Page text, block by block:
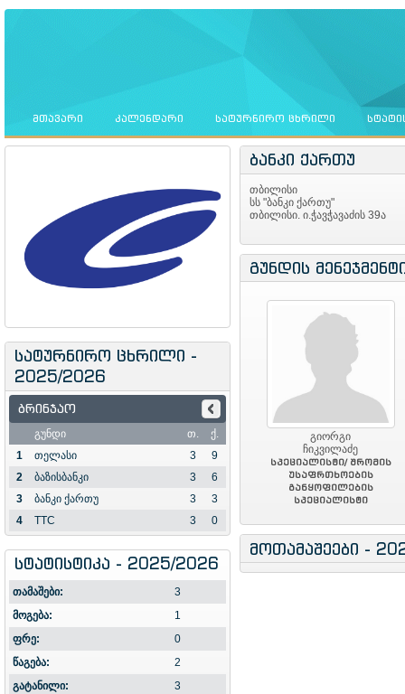
ᲛᲗᲐᲕᲐᲠᲘ ᲙᲐᲚᲔᲜᲓᲐᲠᲘ ᲡᲐᲢᲣᲠᲜᲘᲠᲝ ᲪᲮᲠᲘᲚᲘ
სატურნირო ცხრილი -
2025/2026
ბრინჯაო
გუნდი თ.
ქ.
1
თელასი 3
9
2
ბაზისბანკი 3
6
3
ბანკი ქართუ 3
3
4
TTC 3 0
სტატისტიკა - 2025/2026
თამაშები:
3
მოგება:
1
ფრე:
0
წაგება:
2
გატანილი:
3
ბანკი ქართუ
თბილისი
სს "ბანკი ქართუ"
თბილისი. ი.ჭავჭავაძის 39ა
გუნდის
გიორგი
ჩიკვილაძე
სპეციალისტი/ შრომის
უსაფრთხოების
განყოფილების
სპეციალისტი
მოთამაშეები -